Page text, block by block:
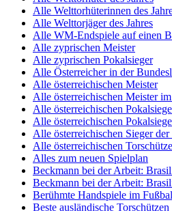
Alle Welttorhüterinnen des
Alle Welttorjäger des Jahres
Alle WM-Endspiele auf einen
Alle zyprischen Meister
Alle zyprischen Pokalsieger
Alle Österreicher in der
Alle österreichischen Meister
Alle österreichischen Meister
Alle österreichischen
Alle österreichischen
Alle österreichischen Sieger
Alle österreichischen
Alles zum neuen Spielplan
Beckmann bei der Arbeit:
Beckmann bei der Arbeit:
Berühmte Handspiele im
Beste ausländische